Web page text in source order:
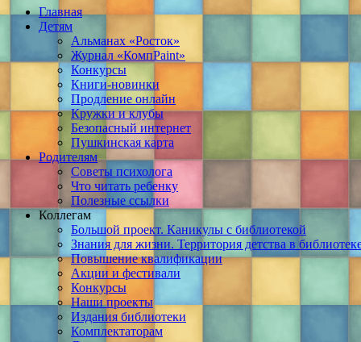
Главная
Детям
Альманах «Росток»
Журнал «КомпPaint»
Конкурсы
Книги-новинки
Продление онлайн
Кружки и клубы
Безопасный интернет
Пушкинская карта
Родителям
Советы психолога
Что читать ребенку
Полезные ссылки
Коллегам
Большой проект. Каникулы с библиотекой
Знания для жизни. Территория детства в
Повышение квалификации
Акции и фестивали
Конкурсы
Наши проекты
Издания библиотеки
Комплектаторам